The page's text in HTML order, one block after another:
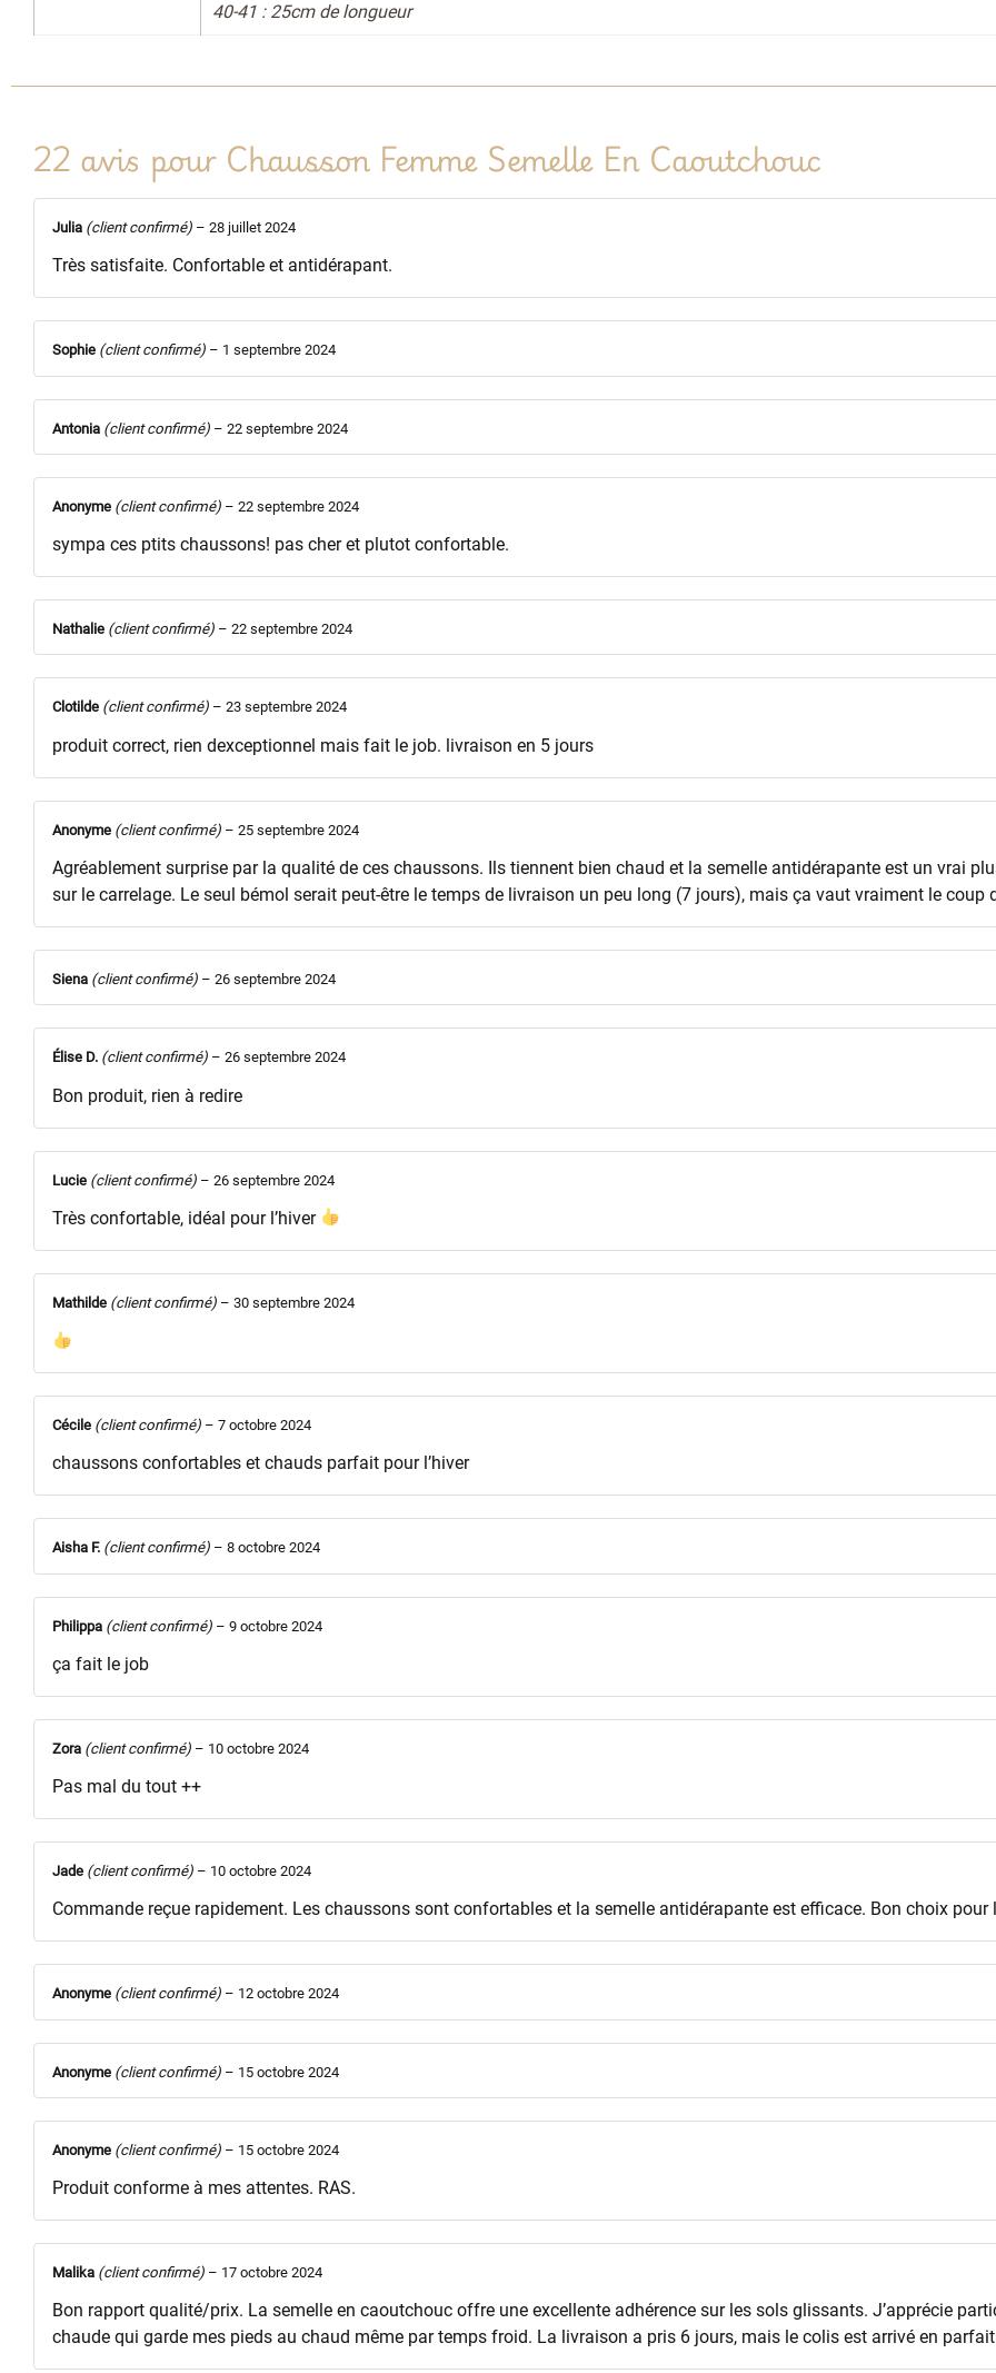
40-41 : 25cm de longueur
22 avis pour Chausson Femme Semelle En Caoutchouc
Julia (client confirmé) – 28 juillet 2024
Très satisfaite. Confortable et antidérapant.
Sophie (client confirmé) – 1 septembre 2024
Antonia (client confirmé) – 22 septembre 2024
Anonyme (client confirmé) – 22 septembre 2024
sympa ces ptits chaussons! pas cher et plutot confortable.
Nathalie (client confirmé) – 22 septembre 2024
Clotilde (client confirmé) – 23 septembre 2024
produit correct, rien dexceptionnel mais fait le job. livraison en 5 jours
Anonyme (client confirmé) – 25 septembre 2024
Agréablement surprise par la qualité de ces chaussons. Ils tiennent bien chaud et la semelle antidérapante est un vrai
sur le carrelage. Le seul bémol serait peut-être le temps de livraison un peu long (7 jours), mais ça vaut vraiment le coup
Siena (client confirmé) – 26 septembre 2024
Élise D. (client confirmé) – 26 septembre 2024
Bon produit, rien à redire
Lucie (client confirmé) – 26 septembre 2024
Très confortable, idéal pour l’hiver
Mathilde (client confirmé) – 30 septembre 2024
Cécile (client confirmé) – 7 octobre 2024
chaussons confortables et chauds parfait pour l’hiver
Aisha F. (client confirmé) – 8 octobre 2024
Philippa (client confirmé) – 9 octobre 2024
ça fait le job
Zora (client confirmé) – 10 octobre 2024
Pas mal du tout ++
Jade (client confirmé) – 10 octobre 2024
Commande reçue rapidement. Les chaussons sont confortables et la semelle antidérapante est efficace. Bon choix pour
Anonyme (client confirmé) – 12 octobre 2024
Anonyme (client confirmé) – 15 octobre 2024
Anonyme (client confirmé) – 15 octobre 2024
Produit conforme à mes attentes. RAS.
Malika (client confirmé) – 17 octobre 2024
Bon rapport qualité/prix. La semelle en caoutchouc offre une excellente adhérence sur les sols glissants. J’apprécie
chaude qui garde mes pieds au chaud même par temps froid. La livraison a pris 6 jours, mais le colis est arrivé en